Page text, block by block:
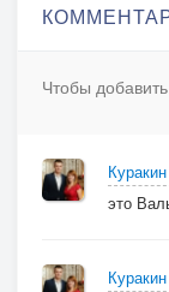
Из любви
Из тебя
ПРИПЕВ:
Это в
Ты меня
Чтобы
это